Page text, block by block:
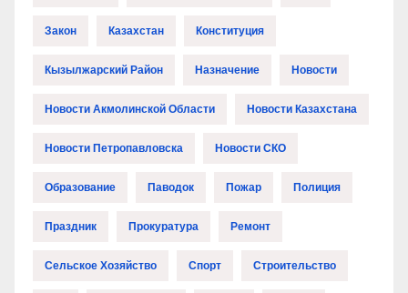
Закон Казахстан Конституция
Кызылжарский Район Назначение Новости
Новости Акмолинской Области Новости Казахстана
Новости Петропавловска Новости СКО
Образование Паводок Пожар Полиция
Праздник Прокуратура Ремонт
Сельское Хозяйство Спорт Строительство